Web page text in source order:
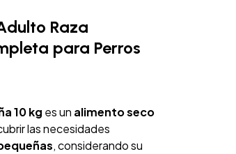
Raza
para Perros
10 kg es un alimento seco
las necesidades
, considerando su